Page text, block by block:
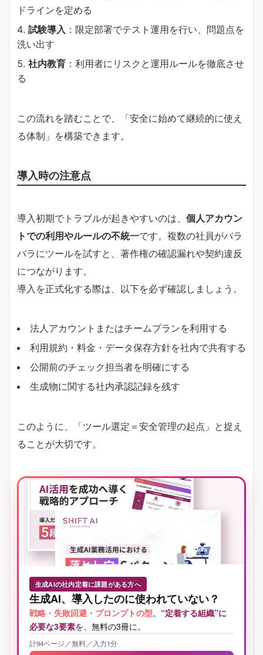
ドラインを定める
試験導入 ：限定部署でテスト運用を行い、問題点を
洗い出す
社内教育 ：利用者にリスクと運用ルールを徹底させ
る
この流れを踏むことで、「安全に始めて継続的に使え
る体制」を構築できます。
導入時の注意点
導入初期でトラブルが起きやすいのは、 個人アカウン
トでの利用やルールの不統一です。複数の社員がバラ
バラにツールを試すと、著作権の確認漏れや契約違反
につながります。
導入を正式化する際は、以下を必ず確認しましょう。
法人アカウントまたはチームプランを利用する
利用規約・料金・データ保存方針を社内で共有する
公開前のチェック担当者を明確にする
生成物に関する社内承認記録を残す
このように、「ツール選定＝安全管理の起点」と捉え
ることが大切です。
生成AIの社内定着に課題がある方へ
生成AI、導入したのに使われていない？
戦略・失敗回避・プロンプトの型。 “定着する組織”に
必要な3要素を、無料の3冊に。
計94ページ／無料／入力1分